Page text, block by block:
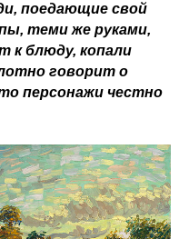
поедающие свой
теми же руками,
к блюду, копали
говорит о
персонажи честно